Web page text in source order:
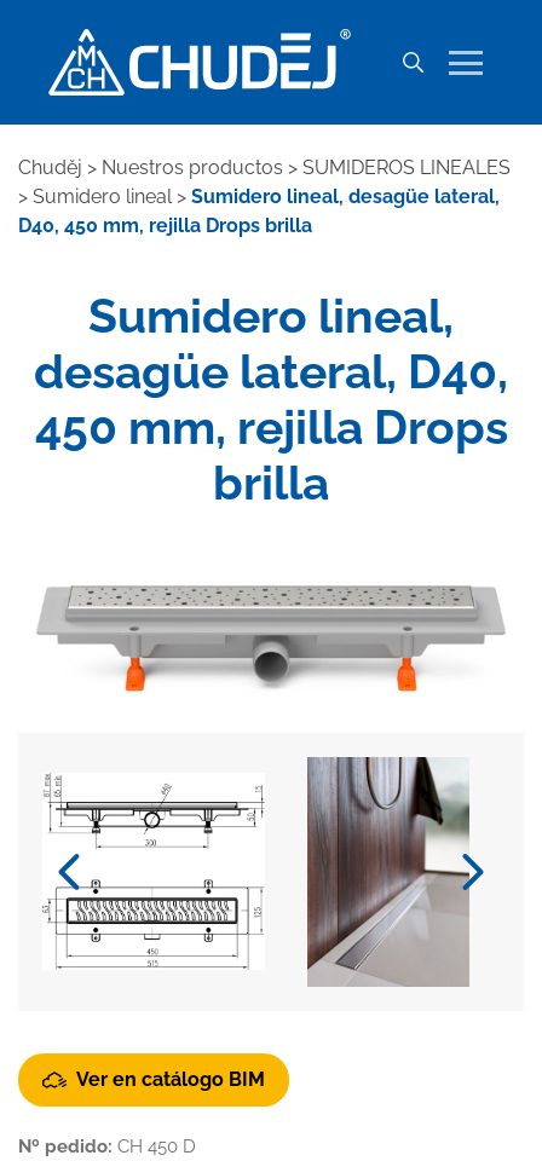
Chuděj > Nuestros productos > SUMIDEROS LINEALES
> Sumidero lineal> Sumidero lineal, desagüe lateral,
D40, 450 mm, rejilla Drops brilla
Sumidero lineal,
desagüe lateral, D40,
450 mm, rejilla Drops
brilla
Ver en catálogo BIM
Nº pedido: CH 450 D